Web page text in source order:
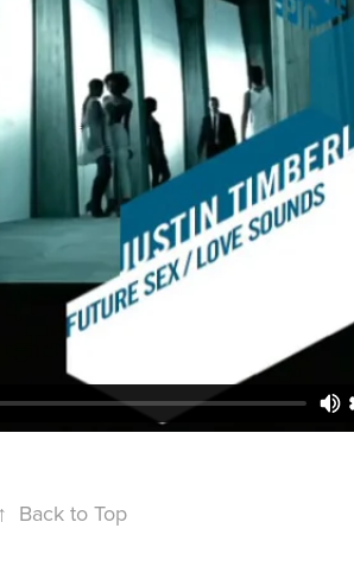
↑ Back to Top